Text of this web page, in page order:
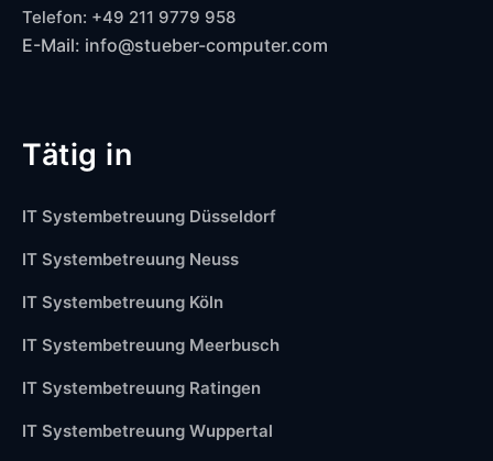
Telefon: +49 211 9779 958
E-Mail: info@stueber-computer.com
Tätig in
IT Systembetreuung Düsseldorf
IT Systembetreuung Neuss
IT Systembetreuung Köln
IT Systembetreuung Meerbusch
IT Systembetreuung Ratingen
IT Systembetreuung Wuppertal